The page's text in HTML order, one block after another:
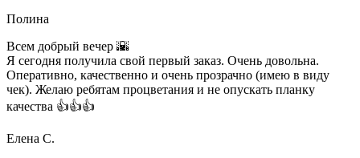
Полина
Всем добрый вечер 🌇
Я сегодня получила свой первый заказ. Очень довольна.
Оперативно, качественно и очень прозрачно (имею в виду
чек). Желаю ребятам процветания и не опускать планку
качества 👍👍👍
Елена С.